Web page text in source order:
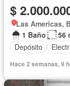
$
Las Americas,
1 Baño
56
Depósito
Hace 2 semanas, 9